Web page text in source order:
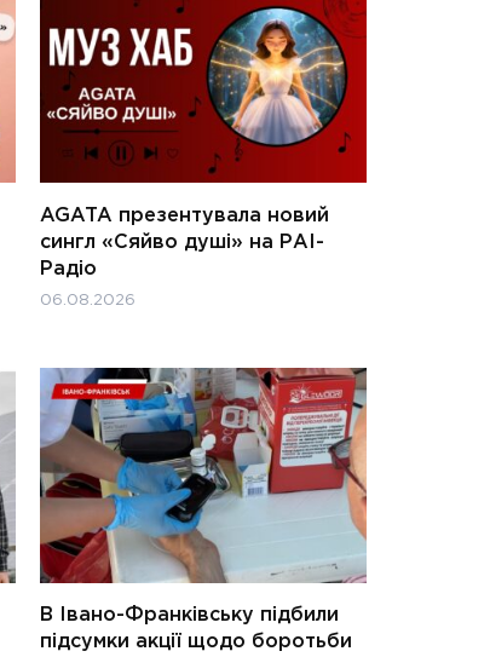
AGATA презентувала новий
сингл «Сяйво душі» на РАІ-
Радіо
06.08.2026
В Івано-Франківську підбили
підсумки акції щодо боротьби